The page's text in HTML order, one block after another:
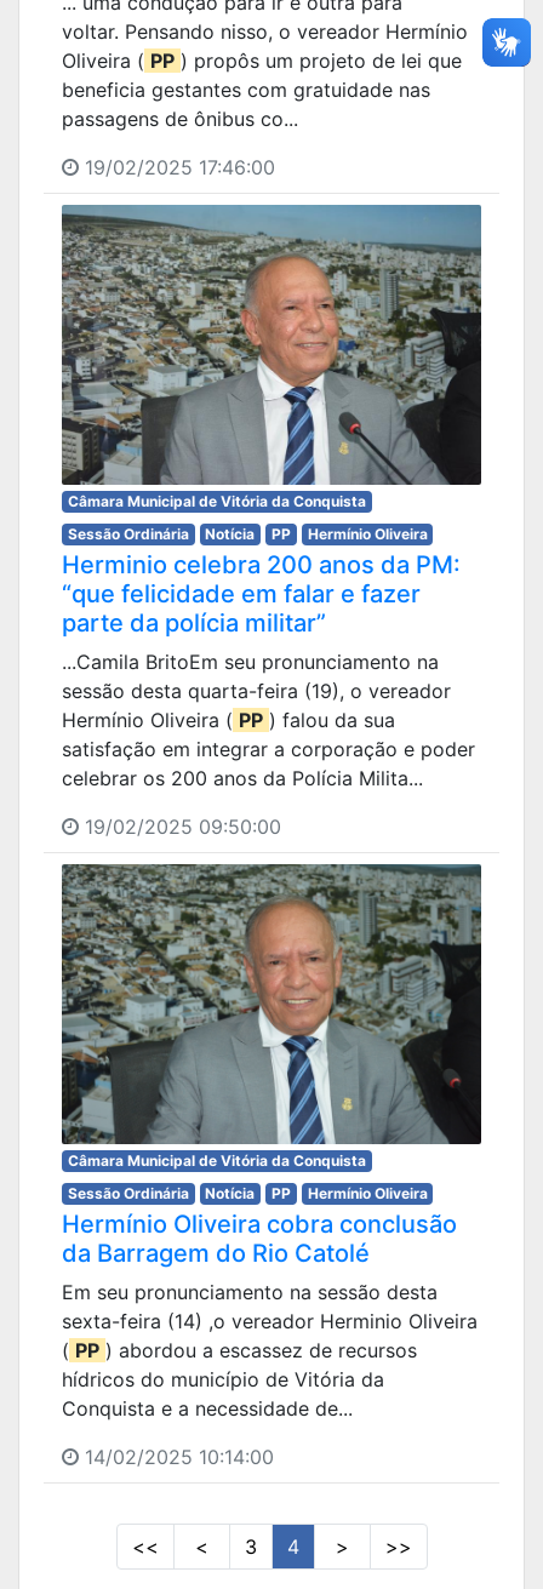
voltar. Pensando nisso, o vereador Hermínio
Oliveira ( PP ) propôs um projeto de lei que
beneficia gestantes com gratuidade nas
passagens de ônibus co...
19/02/2025 17:46:00
Câmara Municipal de Vitória da Conquista
Sessão Ordinária
Notícia PP Hermínio Oliveira
Herminio celebra 200 anos da PM:
“que felicidade em falar e fazer
parte da polícia militar”
...Camila BritoEm seu pronunciamento na
sessão desta quarta-feira (19), o vereador
Hermínio Oliveira ( PP ) falou da sua
satisfação em integrar a corporação e poder
celebrar os 200 anos da Polícia Milita...
19/02/2025 09:50:00
Câmara Municipal de Vitória da Conquista
Sessão Ordinária
Notícia PP Hermínio Oliveira
Hermínio Oliveira cobra conclusão
da Barragem do Rio Catolé
Em seu pronunciamento na sessão desta
sexta-feira (14) ,o vereador Herminio Oliveira
( PP ) abordou a escassez de recursos
hídricos do município de Vitória da
Conquista e a necessidade de...
14/02/2025 10:14:00
<< < 3 4 > >>